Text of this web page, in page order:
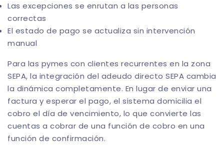
Las excepciones se enrutan a las personas
correctas
El estado de pago se actualiza sin intervención
manual
Para las pymes con clientes recurrentes en la zona
SEPA, la integración del adeudo directo SEPA cambia
la dinámica completamente. En lugar de enviar una
factura y esperar el pago, el sistema domicilia el
cobro el día de vencimiento, lo que convierte las
cuentas a cobrar de una función de cobro en una
función de confirmación.